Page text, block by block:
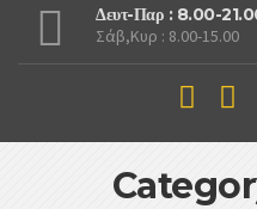
Δευτ-Παρ : 8.00-
Σάβ,Κυρ : 8.00-15.00